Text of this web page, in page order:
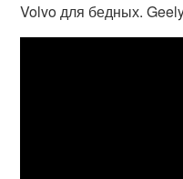
Volvo для бедных.